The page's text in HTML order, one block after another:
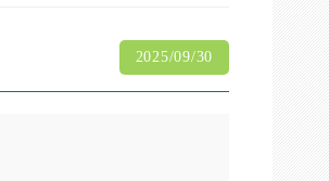
2025/09/30